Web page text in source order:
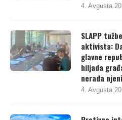
4. Avgusta
SLAPP
aktivista:
glavne
hiljada
nerada
4. Avgusta